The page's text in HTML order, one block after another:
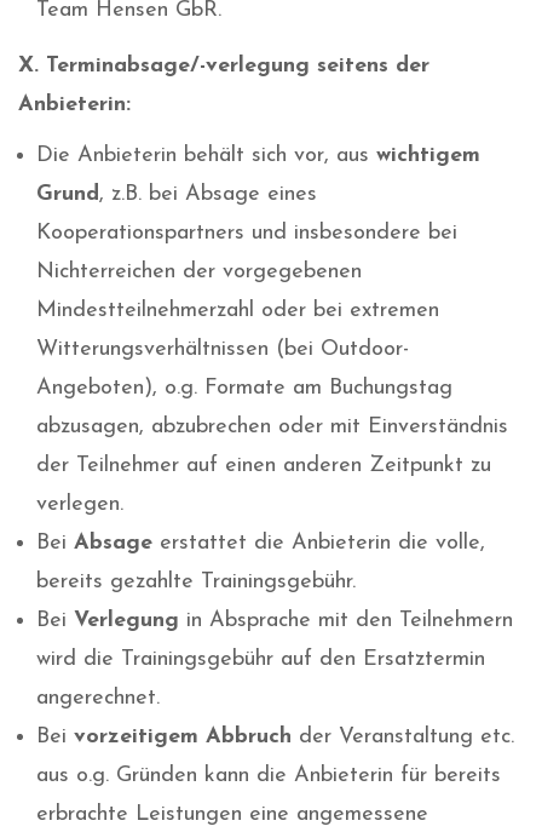
Team Hensen GbR.
X. Terminabsage/-verlegung seitens der
Anbieterin:
Die Anbieterin behält sich vor, aus wichtigem
Grund, z.B. bei Absage eines
Kooperationspartners und insbesondere bei
Nichterreichen der vorgegebenen
Mindestteilnehmerzahl oder bei extremen
Witterungsverhältnissen (bei Outdoor-
Angeboten), o.g. Formate am Buchungstag
abzusagen, abzubrechen oder mit Einverständnis
der Teilnehmer auf einen anderen Zeitpunkt zu
verlegen.
Bei Absage erstattet die Anbieterin die volle,
bereits gezahlte Trainingsgebühr.
Bei Verlegung in Absprache mit den Teilnehmern
wird die Trainingsgebühr auf den Ersatztermin
angerechnet.
Bei vorzeitigem Abbruch der Veranstaltung etc.
aus o.g. Gründen kann die Anbieterin für bereits
erbrachte Leistungen eine angemessene